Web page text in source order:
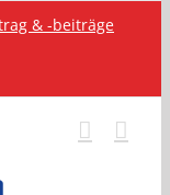
& -beiträge